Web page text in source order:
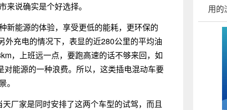
说确实是个好选择。
新能源的体验，享受更低的能耗，更环保的
充电的情况下，表显的近280公里的平均油
，上班远一点，要跑高速的话不够来回，如
能源的一种浪费。所以，这类插电混动车要
。
厂家是同时安排了这两个车型的试驾，而且
用的